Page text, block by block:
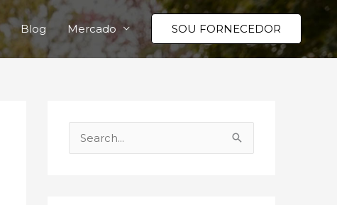
Blog Mercado SOU FORNECEDOR
e